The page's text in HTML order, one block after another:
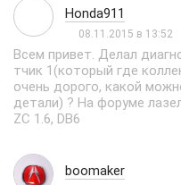
Honda911
08.11.2015 в 13:52
Всем привет. Делал
тчик 1(который где
очень дорого, какой
детали) ? На форуме
ZC 1.6, DB6
boomaker